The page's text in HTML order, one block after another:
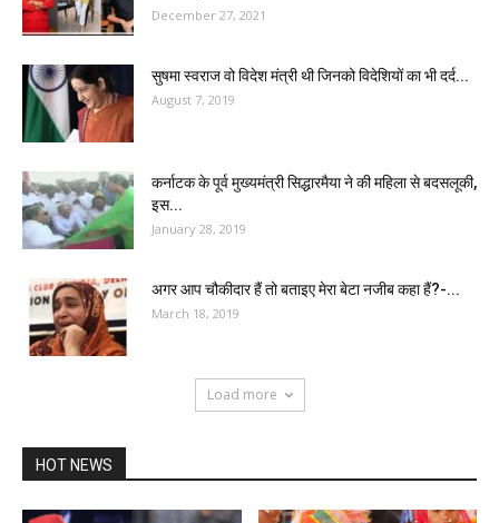
December 27, 2021
सुषमा स्वराज वो विदेश मंत्री थी जिनको विदेशियों का भी दर्द...
August 7, 2019
कर्नाटक के पूर्व मुख्यमंत्री सिद्धारमैया ने की महिला से बदसलूकी,
इस...
January 28, 2019
अगर आप चौकीदार हैं तो बताइए मेरा बेटा नजीब कहा हैं?-...
March 18, 2019
Load more
HOT NEWS